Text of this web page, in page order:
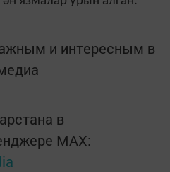
и интересным в
в
MАХ: